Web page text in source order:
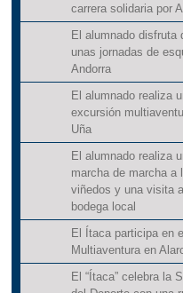
carrera solidaria por
El alumnado disfruta
unas jornadas de
Andorra
El alumnado realiza
excursión
Uña
El alumnado realiza
marcha de marcha a
viñedos y una visita
bodega local
El Ítaca participa en
Multiaventura en
El “Ítaca” celebra la